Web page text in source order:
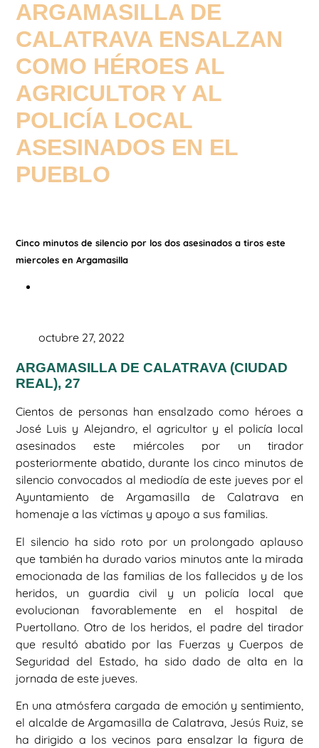
ARGAMASILLA DE
CALATRAVA ENSALZAN
COMO HÉROES AL
AGRICULTOR Y AL
POLICÍA LOCAL
ASESINADOS EN EL
PUEBLO
Cinco minutos de silencio por los dos asesinados a tiros este
miercoles en Argamasilla
octubre 27, 2022
ARGAMASILLA DE CALATRAVA (CIUDAD
REAL), 27
Cientos de personas han ensalzado como héroes a
José Luis y Alejandro, el agricultor y el policía local
asesinados este miércoles por un tirador
posteriormente abatido, durante los cinco minutos de
silencio convocados al mediodía de este jueves por el
Ayuntamiento de Argamasilla de Calatrava en
homenaje a las víctimas y apoyo a sus familias.
El silencio ha sido roto por un prolongado aplauso
que también ha durado varios minutos ante la mirada
emocionada de las familias de los fallecidos y de los
heridos, un guardia civil y un policía local que
evolucionan favorablemente en el hospital de
Puertollano. Otro de los heridos, el padre del tirador
que resultó abatido por las Fuerzas y Cuerpos de
Seguridad del Estado, ha sido dado de alta en la
jornada de este jueves.
En una atmósfera cargada de emoción y sentimiento,
el alcalde de Argamasilla de Calatrava, Jesús Ruiz, se
ha dirigido a los vecinos para ensalzar la figura de